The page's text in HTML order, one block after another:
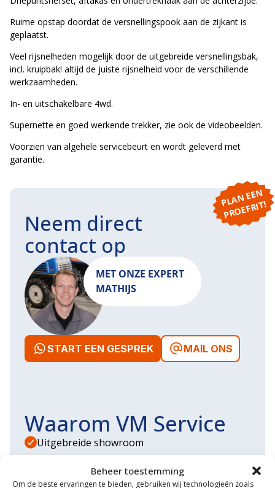
Beheer toestemming
Om de beste ervaringen te bieden, gebruiken wij technologieën zoals
Ruime opstap doordat de versnellingspook aan de zijkant is
geplaatst.
Veel rijsnelheden mogelijk door de uitgebreide versnellingsbak,
incl. kruipbak! altijd de juiste rijsnelheid voor de verschillende
werkzaamheden.
In- en uitschakelbare 4wd.
Supernette en goed werkende trekker, zie ook de videobeelden.
Voorzien van algehele servicebeurt en wordt geleverd met
garantie.
P
L
A
N
E
E
N
P
R
O
E
F
RI
T!
Neem direct
contact op
MET ONZE EXPERT
MATHIJS
START EEN GESPREK MAIL ONS
Waarom VM Service
Uitgebreide showroom
Eigen transportservice